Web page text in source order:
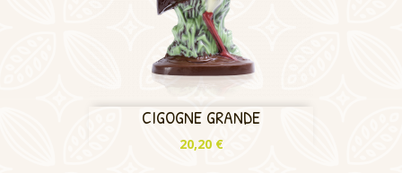
CIGOGNE GRANDE
Prix
20,20 €